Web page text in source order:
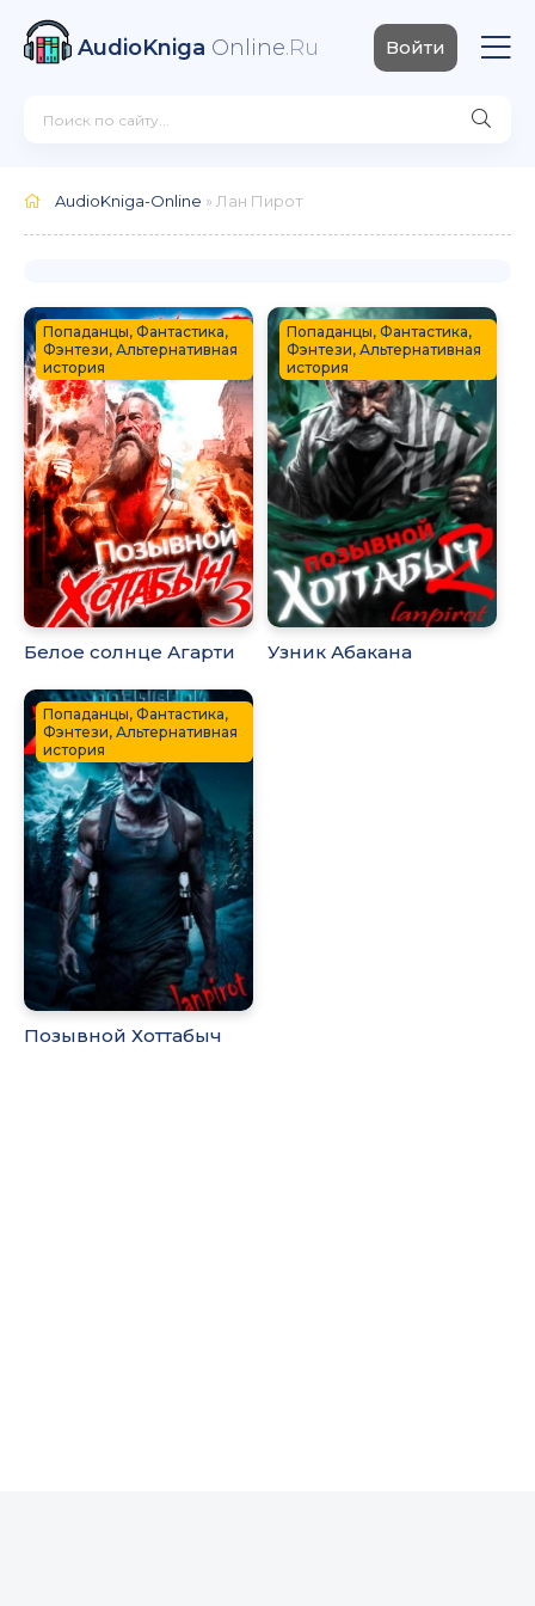
AudioKniga Online.Ru Войти
AudioKniga-Online » Лан Пирот
Попаданцы, Фантастика,
Фэнтези, Альтернативная
история
Белое солнце Агарти
Попаданцы, Фантастика,
Фэнтези, Альтернативная
история
Узник Абакана
Попаданцы, Фантастика,
Фэнтези, Альтернативная
история
Позывной Хоттабыч